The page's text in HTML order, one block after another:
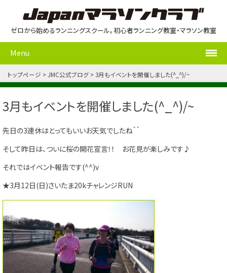
ゼロから始めるランニングスクール。初心者ランニング教室・マラソン教室
Menu
トップページ JMC公式ブログ 3月もイベントを開催しました(^_^)/~
3月もイベントを開催しました(^_^)/~
先日の3連休はとってもいいお天気でしたね＾＾
そして昨日は、ついに桜の開花宣言！！ お花見が楽しみです♪
それではイベント報告です(^^)v
★3月12日(日)さいたま20kチャレンジRUN